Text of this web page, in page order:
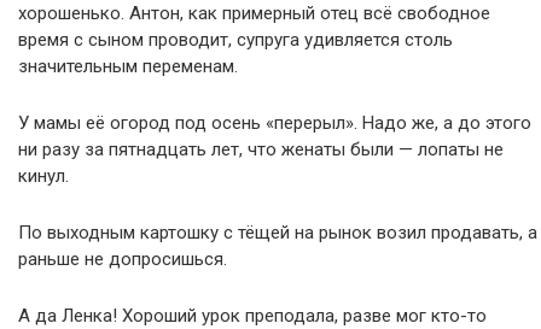
хорошенько. Антон, как примерный отец всё свободное
время с сыном проводит, супруга удивляется столь
значительным переменам.
У мамы её огород под осень «перерыл». Надо же, а до этого
ни разу за пятнадцать лет, что женаты были — лопаты не
кинул.
По выходным картошку с тёщей на рынок возил продавать, а
раньше не допросишься.
А да Ленка! Хороший урок преподала, разве мог кто-то